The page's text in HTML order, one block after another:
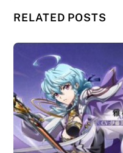
RELATED POSTS